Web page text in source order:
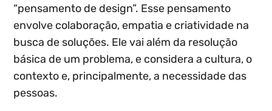
“pensamento de design”. Esse pensamento
envolve colaboração, empatia e criatividade na
busca de soluções. Ele vai além da resolução
básica de um problema, e considera a cultura, o
contexto e, principalmente, a necessidade das
pessoas.